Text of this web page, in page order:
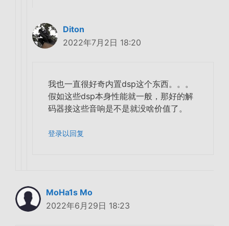
Diton
2022年7月2日 18:20
我也一直很好奇内置dsp这个东西。。。
假如这些dsp本身性能就一般，那好的解
码器接这些音响是不是就没啥价值了。
登录以回复
MoHa1s Mo
2022年6月29日 18:23